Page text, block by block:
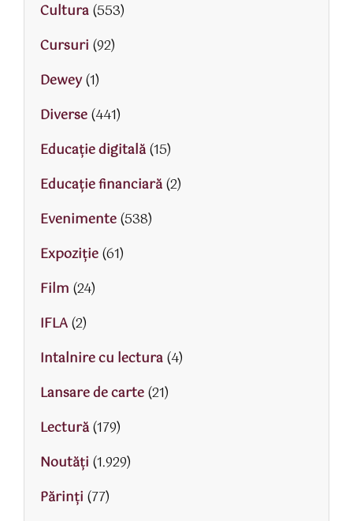
Cultura(553)
Cursuri (92)
Dewey(1)
Diverse(441)
Educaţie digitală(15)
Educaţie financiară(2)
Evenimente(538)
Expoziție(61)
Film (24)
IFLA(2)
Intalnire cu lectura(4)
Lansare de carte(21)
Lectură(179)
Noutăți (1.929)
Părinţi (77)